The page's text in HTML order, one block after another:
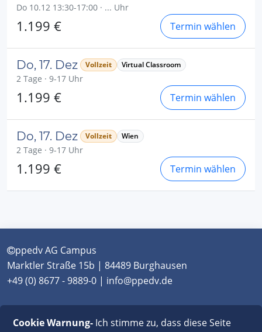
Do 10.12 13:30-17:00 · ... Uhr
1.199 € Termin wählen
Do, 17. Dez Vollzeit Virtual Classroom
2 Tage · 9-17 Uhr
1.199 € Termin wählen
Do, 17. Dez Vollzeit Wien
2 Tage · 9-17 Uhr
1.199 € Termin wählen
ppedv AG Campus
Marktler Straße 15b | 84489 Burghausen
+49 (0) 8677 - 9889-0 | info@ppedv.de
Cookie Warnung-Ich stimme zu, dass diese Seite